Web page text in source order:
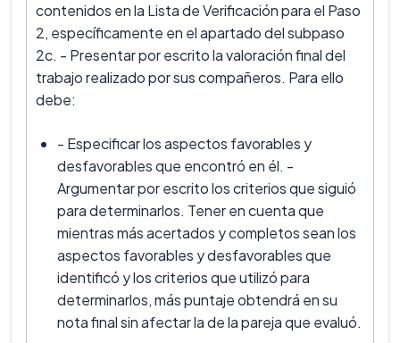
contenidos en la Lista de Verificación para el Paso
2, específicamente en el apartado del subpaso
2c. - Presentar por escrito la valoración final del
trabajo realizado por sus compañeros. Para ello
debe:
- Especificar los aspectos favorables y
desfavorables que encontró en él. -
Argumentar por escrito los criterios que siguió
para determinarlos. Tener en cuenta que
mientras más acertados y completos sean los
aspectos favorables y desfavorables que
identificó y los criterios que utilizó para
determinarlos, más puntaje obtendrá en su
nota final sin afectar la de la pareja que evaluó.